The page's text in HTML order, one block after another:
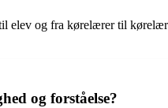
elev og fra kørelærer til
og forståelse?